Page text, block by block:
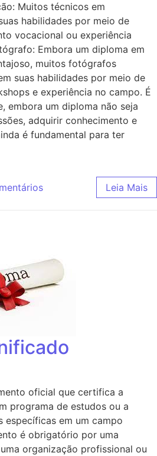
Muitos técnicos em
habilidades por meio de
vocacional ou experiência
Embora um diploma em
muitos fotógrafos
suas habilidades por meio de
e experiência no campo. É
embora um diploma não seja
adquirir conhecimento e
é fundamental para ter
Leia Mais
oficial que certifica a
programa de estudos ou a
específicas em um campo
é obrigatório por uma
organização profissional ou